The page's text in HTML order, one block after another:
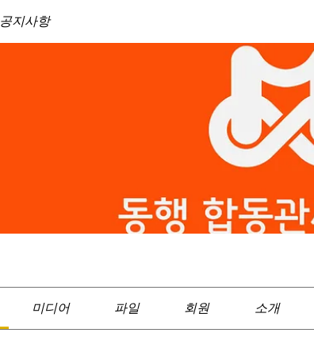
공지사항
미디어 파일 회원 소개